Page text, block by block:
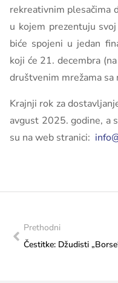
rekreativnim plesačima
u kojem prezentuju
biće spojeni u jedan
koji će 21. decembra
društvenim mrežama sa
Krajnji rok za
avgust 2025. godine, a
su na web stranici:
Prethodni